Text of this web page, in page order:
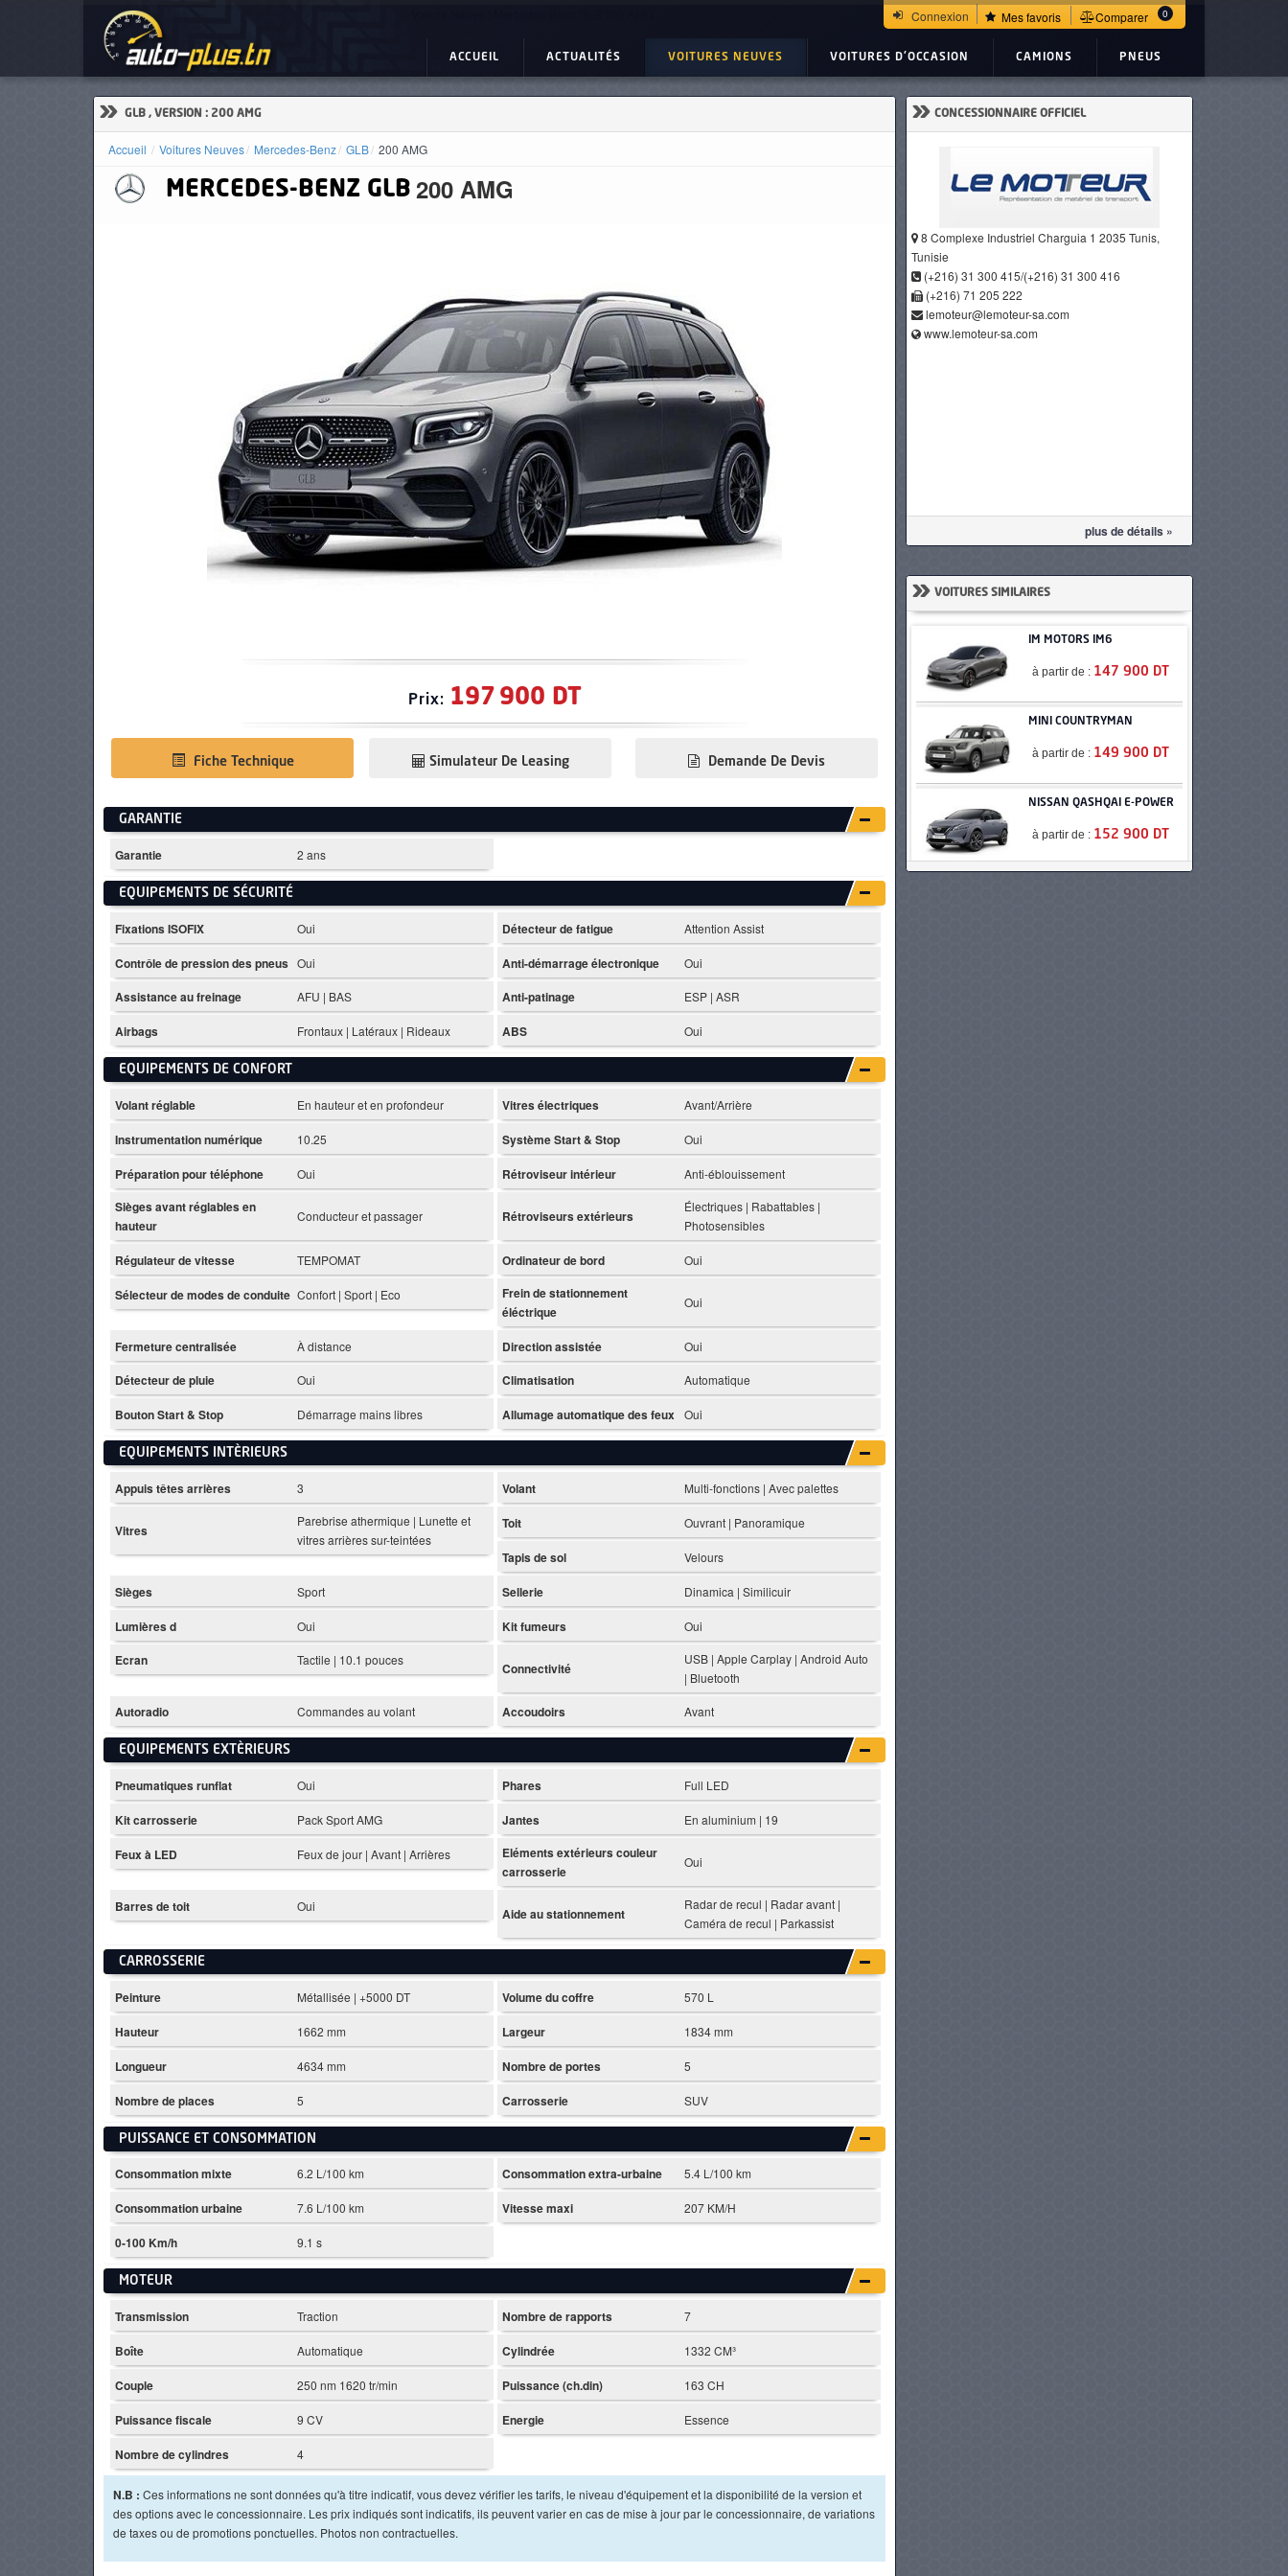
Connexion Mes favoris Comparer 0
ACCUEIL ACTUALITÉS VOITURES NEUVES VOITURES D'OCCASION CAMIONS PNEUS
» GLB , VERSION : 200 AMG
Accueil Voitures Neuves Mercedes-Benz GLB 200 AMG
MERCEDES-BENZ GLB 200 AMG
Prix: 197 900 DT
Fiche Technique Demande De Devis
Simulateur De Leasing
GARANTIE
Garantie 2 ans
EQUIPEMENTS DE SÉCURITÉ
Fixations ISOFIX Oui Détecteur de fatigue Attention Assist
Contrôle de pression des pneus Oui Anti-démarrage électronique Oui
Assistance au freinage AFU | BAS Anti-patinage ESP | ASR
Airbags Frontaux | Latéraux | Rideaux ABS Oui
EQUIPEMENTS DE CONFORT
Volant réglable En hauteur et en profondeur Vitres électriques Avant/Arrière
Instrumentation numérique 10.25 Système Start & Stop Oui
Préparation pour téléphone Oui Rétroviseur intérieur Anti-éblouissement
Sièges avant réglables en
hauteur
Conducteur et passager Rétroviseurs extérieurs
Électriques | Rabattables |
Photosensibles
Régulateur de vitesse TEMPOMAT Ordinateur de bord Oui
Sélecteur de modes de conduite Confort | Sport | Eco
Frein de stationnement
éléctrique
Oui
Fermeture centralisée À distance Direction assistée Oui
Détecteur de pluie Oui Climatisation Automatique
Bouton Start & Stop Démarrage mains libres Allumage automatique des feux Oui
EQUIPEMENTS INTÈRIEURS
Appuis têtes arrières 3 Volant Multi-fonctions | Avec palettes
Vitres
Parebrise athermique | Lunette et
vitres arrières sur-teintées
Toit Ouvrant | Panoramique
Tapis de sol Velours
Sièges Sport Sellerie Dinamica | Similicuir
Lumières d Oui Kit fumeurs Oui
Ecran Tactile | 10.1 pouces Connectivité
USB | Apple Carplay | Android Auto
| Bluetooth
Autoradio Commandes au volant Accoudoirs Avant
EQUIPEMENTS EXTÈRIEURS
Pneumatiques runflat Oui Phares Full LED
Kit carrosserie Pack Sport AMG Jantes En aluminium | 19
Feux à LED Feux de jour | Avant | Arrières
Eléments extérieurs couleur
carrosserie
Oui
Barres de toit Oui Aide au stationnement
Radar de recul | Radar avant |
Caméra de recul | Parkassist
CARROSSERIE
Peinture Métallisée | +5000 DT Volume du coffre 570 L
Hauteur 1662 mm Largeur 1834 mm
Longueur 4634 mm Nombre de portes 5
Nombre de places 5 Carrosserie SUV
PUISSANCE ET CONSOMMATION
Consommation mixte 6.2 L/100 km Consommation extra-urbaine 5.4 L/100 km
Consommation urbaine 7.6 L/100 km Vitesse maxi 207 KM/H
0-100 Km/h 9.1 s
MOTEUR
Transmission Traction Nombre de rapports 7
Boîte Automatique Cylindrée 1332 CM³
Couple 250 nm 1620 tr/min Puissance (ch.din) 163 CH
Puissance fiscale 9 CV Energie Essence
Nombre de cylindres 4
N.B : Ces informations ne sont données qu'à titre indicatif, vous devez vérifier les tarifs, le niveau d'équipement et la disponibilité de la version et
des options avec le concessionnaire. Les prix indiqués sont indicatifs, ils peuvent varier en cas de mise à jour par le concessionnaire, de variations
de taxes ou de promotions ponctuelles. Photos non contractuelles.
» CONCESSIONNAIRE OFFICIEL
8 Complexe Industriel Charguia 1 2035 Tunis,
Tunisie
(+216) 31 300 415/(+216) 31 300 416
(+216) 71 205 222
lemoteur@lemoteur-sa.com
www.lemoteur-sa.com
plus de détails »
» VOITURES SIMILAIRES
IM MOTORS IM6
à partir de : 147 900 DT
MINI COUNTRYMAN
à partir de : 149 900 DT
NISSAN QASHQAI E-POWER
à partir de : 152 900 DT
ACTUALITÉS